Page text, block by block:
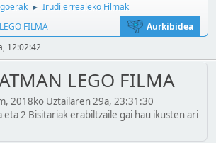
► Irudi errealeko Filmak
FILMA
Aurkibidea
12:02:42
LEGO FILMA
2018ko Uztailaren 29a, 23:31:30
2 Bisitariak erabiltzaile gai hau ikusten ari